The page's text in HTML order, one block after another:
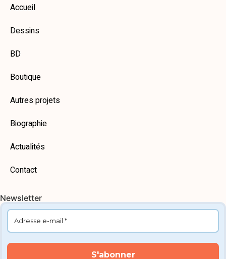
Accueil
Dessins
BD
Boutique
Autres projets
Biographie
Actualités
Contact
Newsletter